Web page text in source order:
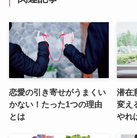
恋愛の引き寄せがうまくい
かない！たった1つの理由
とは
潜在
変え
やれ